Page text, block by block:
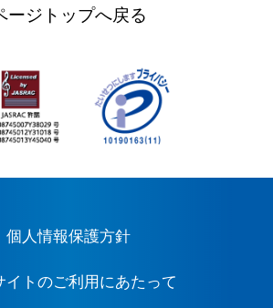
ージトップへ戻る
個人情報保護方針
イトのご利用にあたって